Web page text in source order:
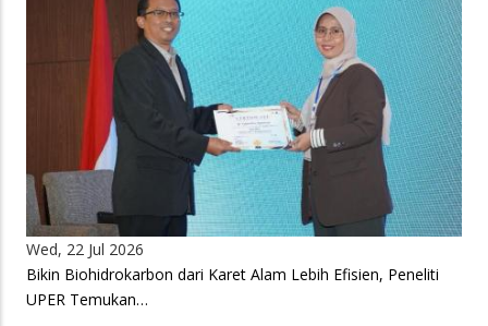
Wed, 22 Jul 2026
Bikin Biohidrokarbon dari Karet Alam Lebih Efisien, Peneliti
UPER Temukan…